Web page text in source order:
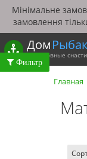
Мінімальне
замовлення
Дом
Рыболовные снасти
Главная